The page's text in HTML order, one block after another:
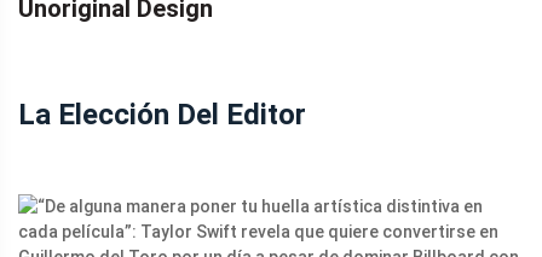
Unoriginal Design
La Elección Del Editor